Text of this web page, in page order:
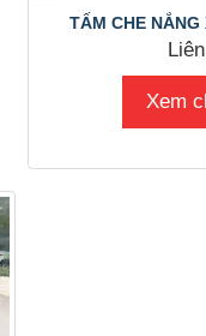
TẤM CHE NẮNG
Xem